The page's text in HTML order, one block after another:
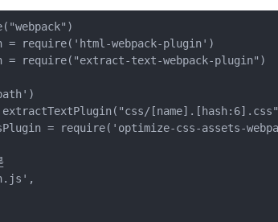
= require('html-webpack-plugin')
= require("extract-text-webpack-plugin")
extractTextPlugin("css/
= require('optimize-css-assets-